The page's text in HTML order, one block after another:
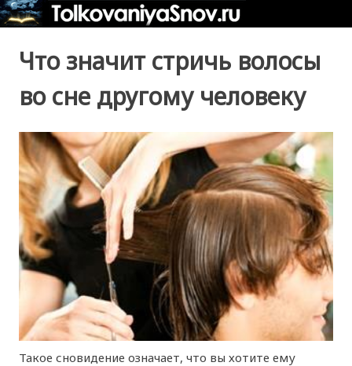
Что значит стричь волосы
во сне другому человеку
Такое сновидение означает, что вы хотите ему